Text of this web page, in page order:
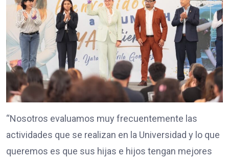
“Nosotros evaluamos muy frecuentemente las
actividades que se realizan en la Universidad y lo que
queremos es que sus hijas e hijos tengan mejores